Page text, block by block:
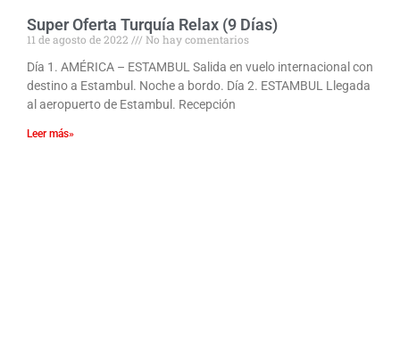
Super Oferta Turquía Relax (9 Días)
11 de agosto de 2022
No hay comentarios
Día 1. AMÉRICA – ESTAMBUL Salida en vuelo internacional con
destino a Estambul. Noche a bordo. Día 2. ESTAMBUL Llegada
al aeropuerto de Estambul. Recepción
Leer más»